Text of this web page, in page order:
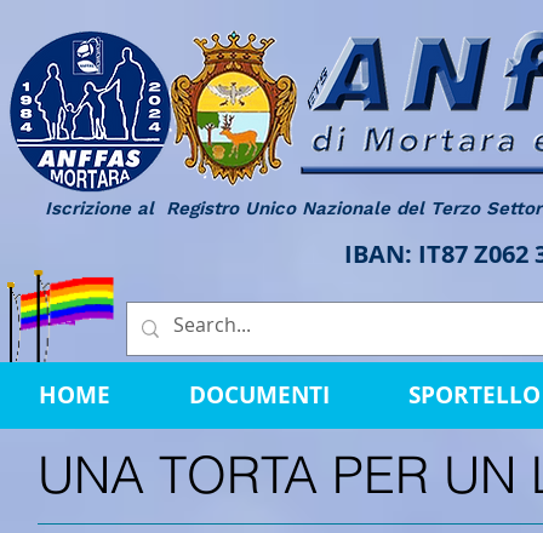
Iscrizione al Registro Unico Nazionale del Terzo
IBAN: IT87
HOME DOCUMENTI
UNA TORTA PER UN